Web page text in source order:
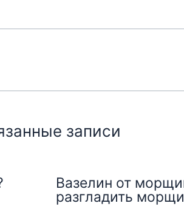
записи
Вазелин от
разгладить